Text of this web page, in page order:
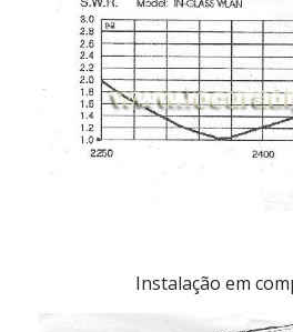
Instalação em